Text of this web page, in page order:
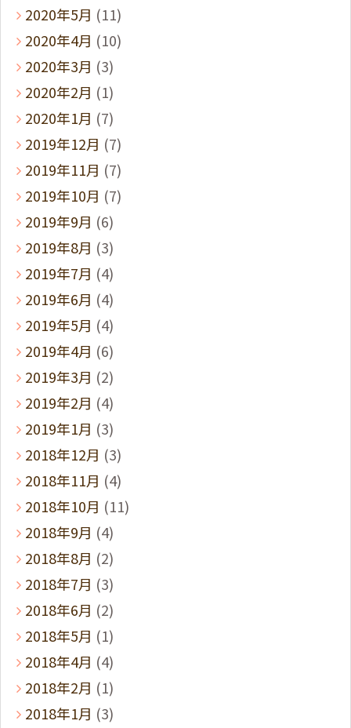
2020年5月 (11)
2020年4月 (10)
2020年3月 (3)
2020年2月 (1)
2020年1月 (7)
2019年12月 (7)
2019年11月 (7)
2019年10月 (7)
2019年9月 (6)
2019年8月 (3)
2019年7月 (4)
2019年6月 (4)
2019年5月 (4)
2019年4月 (6)
2019年3月 (2)
2019年2月 (4)
2019年1月 (3)
2018年12月 (3)
2018年11月 (4)
2018年10月 (11)
2018年9月 (4)
2018年8月 (2)
2018年7月 (3)
2018年6月 (2)
2018年5月 (1)
2018年4月 (4)
2018年2月 (1)
2018年1月 (3)